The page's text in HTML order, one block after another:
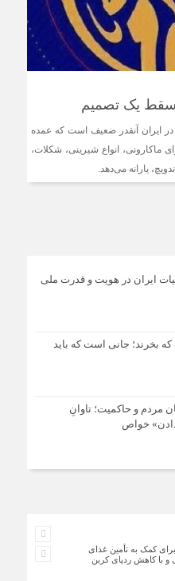
سقط یک تصمیم
ایران آنقدر ضعیف است که عمده
ماکارونی، انواع شیرینی، شکلات،
یارانه می‌دهد.
ایران در هویت و قدرت ملی
بخرند؛ جانی است که باید
مردم و حاکمیت؛ تاوانِ
خواص
کمک به تأمین غذای
با کاهش ردپای کربن